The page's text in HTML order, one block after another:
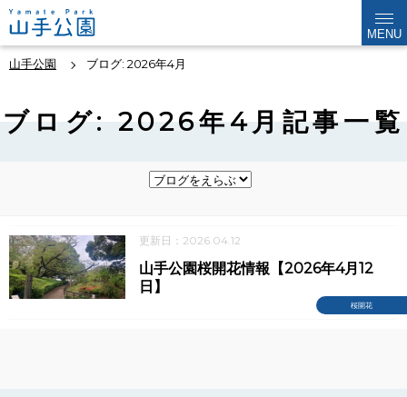
MENU
山手公園 ブログ: 2026年4月
ブログ: 2026年4月記事一覧
更新日：2026.04.12
桜開花
山手公園桜開花情報【2026年4月12
日】